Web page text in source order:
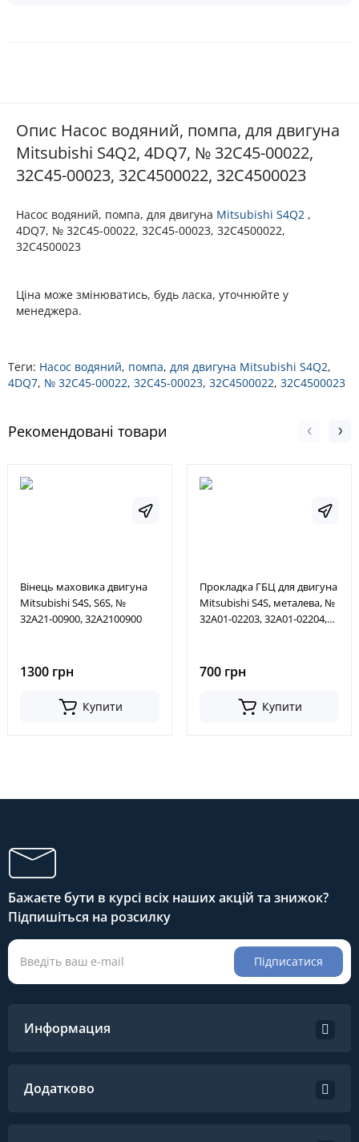
Опис Насос водяний, помпа, для двигуна
Mitsubishi S4Q2, 4DQ7, № 32C45-00022,
32C45-00023, 32C4500022, 32C4500023
Насос водяний, помпа, для двигуна Mitsubishi S4Q2 ,
4DQ7, № 32C45-00022, 32C45-00023, 32C4500022,
32C4500023
Ціна може змінюватись, будь ласка, уточнюйте у
менеджера.
Теги: Насос водяний, помпа, для двигуна Mitsubishi S4Q2,
4DQ7, № 32C45-00022, 32C45-00023, 32C4500022, 32C4500023
Рекомендовані товари
Вінець маховика двигуна
Mitsubishi S4S, S6S, №
32A21-00900, 32A2100900
1300 грн
Купити
Прокладка ГБЦ для двигуна
Mitsubishi S4S, металева, №
32A01-02203, 32A01-02204,
700 грн
Купити
Бажаєте бути в курсі всіх наших акцій та знижок?
Підпишіться на розсилку
Підписатися
Информация
Додатково